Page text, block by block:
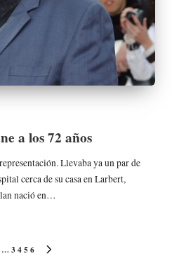
a los 72 años
Llevaba ya un par de
cerca de su casa en Larbert,
nació en…
… 345 6